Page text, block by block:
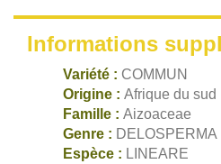
Informations
Variété : COMMUN
Origine : Afrique du sud
Famille : Aizoaceae
Genre : DELOSPERMA
Espèce : LINEARE